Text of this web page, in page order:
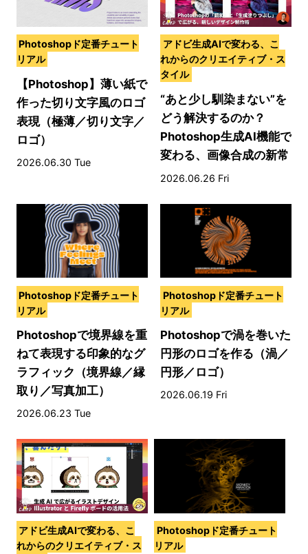
Photoshopド定番チュート
リアル
【Photoshop】薄い紙で
作った切り文字風のロゴ
表現（極薄／切り文字／
ロゴ）
2026.06.30 Tue
アドビ生成AIで変わる、こ
れからのクリエイティブ・ス
タイル
“あと少し馴染まない”を
どう解決するのか？
Photoshop生成AI機能で
変わる、画像合成の新常
識
2026.06.26 Fri
Photoshopド定番チュート
リアル
Photoshopで境界線を重
ねて表現する印象的なグ
ラフィック（境界線／縁
取り／写真加工）
2026.06.23 Tue
Photoshopド定番チュート
リアル
Photoshopで渦を巻いた
円形のロゴを作る（渦／
円形／ロゴ）
2026.06.19 Fri
アドビ生成AIで変わる、こ
れからのクリエイティブ・ス
Photoshopド定番チュート
リアル